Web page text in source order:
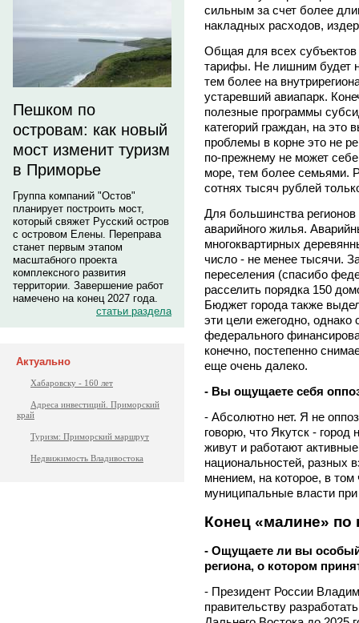
Пешком по
островам: как новый
мост изменит туризм
в Приморье
Группа компаний "Остов"
планирует построить мост,
который свяжет Русский остров
с островом Елены. Переправа
станет первым этапом
масштабного проекта
комплексного развития
территории. Завершение работ
намечено на конец 2027 года.
статьи раздела
Актуально
Хабаровску - 160 лет
Адреса инвестиций. Приморский
край
Туризм: Приморский маршрут
Недвижимость Владивостока
сильным за счет более
накладных расходов,
Общая для всех
тарифы. Не лишним будет
тем более на
устаревший авиапарк.
полезные программы
категорий граждан, на
проблемы в корне это не
по-прежнему не может
море, тем более семьями.
сотнях тысяч рублей
Для большинства регионов
аварийного жилья.
многоквартирных
число - не менее тысячи.
переселения (спасибо
расселить порядка 150
Бюджет города также
эти цели ежегодно, однако
федерального
конечно, постепенно
еще очень далеко.
- Вы ощущаете себя
- Абсолютно нет. Я не
говорю, что Якутск -
живут и работают
национальностей, разных
мнением, на которое, в
муниципальные власти
Конец «малине»
- Ощущаете ли вы особый
региона, о котором
- Президент России
правительству